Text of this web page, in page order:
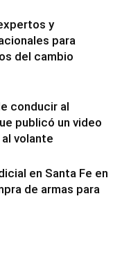
y
para
del cambio
conducir al
publicó un video
volante
en Santa Fe en
de armas para